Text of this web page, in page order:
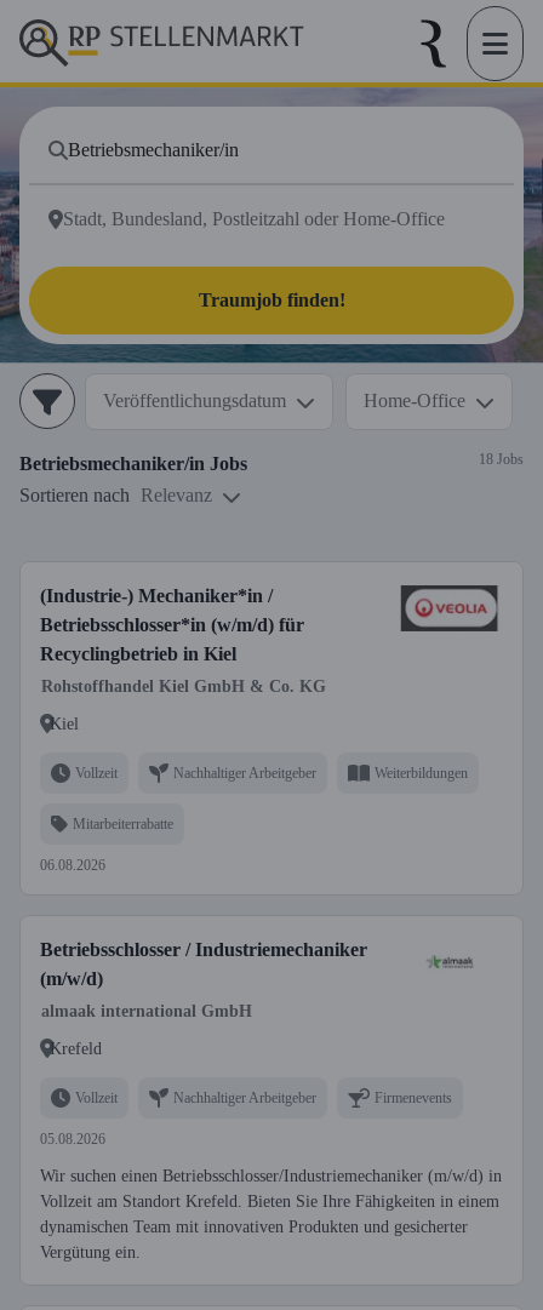
Traumjob finden!
Veröffentlichungsdatum Home-Office
Betriebsmechaniker/in Jobs 18 Jobs
Sortieren nach Relevanz
(Industrie-) Mechaniker*in /
Betriebsschlosser*in (w/m/d) für
Recyclingbetrieb in Kiel
Rohstoffhandel Kiel GmbH & Co. KG
Kiel
Vollzeit Nachhaltiger Arbeitgeber Weiterbildungen
Mitarbeiterrabatte
06.08.2026
Betriebsschlosser / Industriemechaniker
(m/w/d)
almaak international GmbH
Krefeld
Vollzeit Nachhaltiger Arbeitgeber Firmenevents
05.08.2026
Wir suchen einen Betriebsschlosser/Industriemechaniker (m/w/d) in
Vollzeit am Standort Krefeld. Bieten Sie Ihre Fähigkeiten in einem
dynamischen Team mit innovativen Produkten und gesicherter
Vergütung ein.